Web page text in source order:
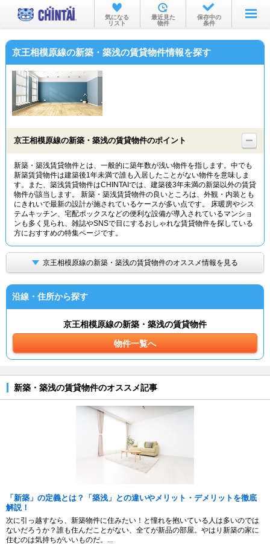
お部屋を探す
沿線・駅から
物件特集から
TOP
気になる
リスト
最近見た
物件
保存中の
条件
京王相模原線の新築・築浅の賃貸物件情報を探す
京王相模原線の新築・築浅の賃貸物件のポイント
新築・築浅賃貸物件とは、一般的に築年数が浅い物件を指します。中でも
新築賃貸物件は建築後1年未満で誰も入居したことがない物件を意味しま
す。また、築浅賃貸物件はCHINTAIでは、建築後3年未満の新築以外の賃貸
物件が該当します。 新築・築浅賃貸物件の良いところは、外観・内装とも
にきれいで最新の設計が施されているケースが多い点です。 床暖房やシス
テムキッチン、宅配ボックスなどの便利な設備が導入されているマンショ
ンも多く見られ、雑誌やSNSで目にするおしゃれな賃貸物件を探している
方におすすめの特集ページです。
京王相模原線の新築・築浅の賃貸物件のオススメ情報を見る
沿線・住所から探す
京王相模原線の新築・築浅の賃貸物件
物件一覧へ
新築・築浅の賃貸物件のオススメ記事
「新築」の定義とは？「築浅」との違いやメリット・デメリットを徹底
解説！
次に引っ越すなら、新築物件に住みたい！と憧れを抱いている人は多いのでは
ないだろうか？誰も住んだことがない、全てが新品の部屋。やはり新築の家に
住むのは気持ちがいいものだ。...